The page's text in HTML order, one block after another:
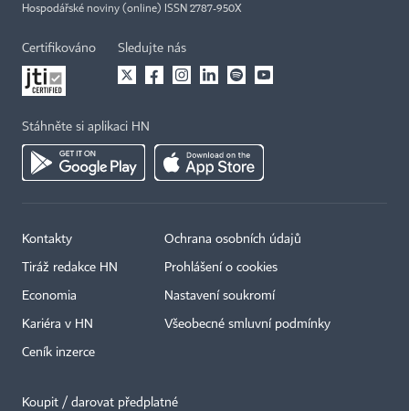
Hospodářské noviny (online) ISSN 2787-950X
Certifikováno Sledujte nás
Stáhněte si aplikaci HN
Kontakty
Tiráž redakce HN
Economia
Kariéra v HN
Ceník inzerce
Ochrana osobních údajů
Prohlášení o cookies
Nastavení soukromí
Všeobecné smluvní podmínky
Koupit / darovat předplatné